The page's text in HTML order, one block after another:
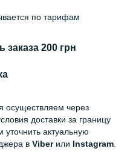
по тарифам
200 грн
осуществляем через
доставки за границу
актуальную
в Viberили Instagram